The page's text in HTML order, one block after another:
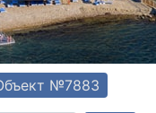
№7883